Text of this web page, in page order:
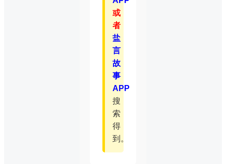
或
者
盐
言
故
事
APP
搜
索
得
到。